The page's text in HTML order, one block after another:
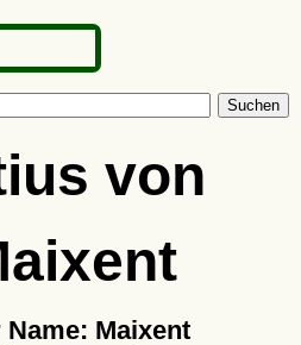
Suchen
von
Maixent